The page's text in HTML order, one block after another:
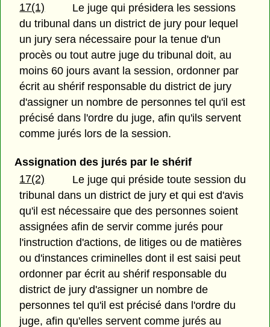
17(1)
Le juge qui présidera les sessions
du tribunal dans un district de jury pour lequel
un jury sera nécessaire pour la tenue d'un
procès ou tout autre juge du tribunal doit, au
moins 60 jours avant la session, ordonner par
écrit au shérif responsable du district de jury
d'assigner un nombre de personnes tel qu'il est
précisé dans l'ordre du juge, afin qu'ils servent
comme jurés lors de la session.
Assignation des jurés par le shérif
17(2)
Le juge qui préside toute session du
tribunal dans un district de jury et qui est d'avis
qu'il est nécessaire que des personnes soient
assignées afin de servir comme jurés pour
l'instruction d'actions, de litiges ou de matières
ou d'instances criminelles dont il est saisi peut
ordonner par écrit au shérif responsable du
district de jury d'assigner un nombre de
personnes tel qu'il est précisé dans l'ordre du
juge, afin qu'elles servent comme jurés au